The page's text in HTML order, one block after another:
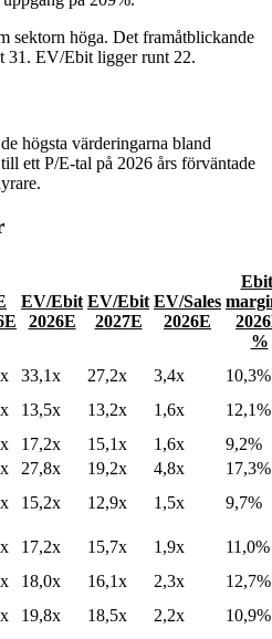
sektorn höga. Det framåtblickande
31. EV/Ebit ligger runt 22.
högsta värderingarna bland
ett P/E-tal på 2026 års förväntade
EV/Ebit
2026E
EV/Ebit
2027E
EV/Sales
2026E
%
33,1x 27,2x 3,4x
10,3%
13,5x 13,2x 1,6x
12,1%
17,2x 15,1x 1,6x
9,2%
27,8x 19,2x 4,8x
17,3%
15,2x 12,9x 1,5x
9,7%
17,2x 15,7x 1,9x
11,0%
18,0x 16,1x 2,3x
12,7%
19,8x 18,5x 2,2x
10,9%